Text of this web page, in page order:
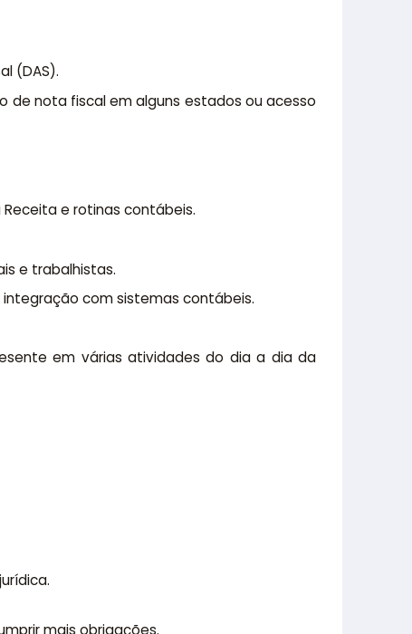
(DAS).
de nota fiscal em alguns estados ou acesso
e rotinas contábeis.
e trabalhistas.
com sistemas contábeis.
em várias atividades do dia a dia da